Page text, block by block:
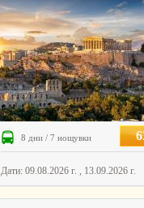
8 дни / 7 нощувки
Дати: 09.08.2026 г. , 13.09.2026 г.